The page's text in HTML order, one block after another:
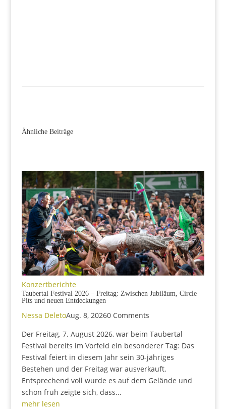
Ähnliche Beiträge
Konzertberichte
Taubertal Festival 2026 – Freitag: Zwischen Jubiläum, Circle
Pits und neuen Entdeckungen
Nessa DeletoAug. 8, 20260 Comments
Der Freitag, 7. August 2026, war beim Taubertal
Festival bereits im Vorfeld ein besonderer Tag: Das
Festival feiert in diesem Jahr sein 30-jähriges
Bestehen und der Freitag war ausverkauft.
Entsprechend voll wurde es auf dem Gelände und
schon früh zeigte sich, dass...
mehr lesen